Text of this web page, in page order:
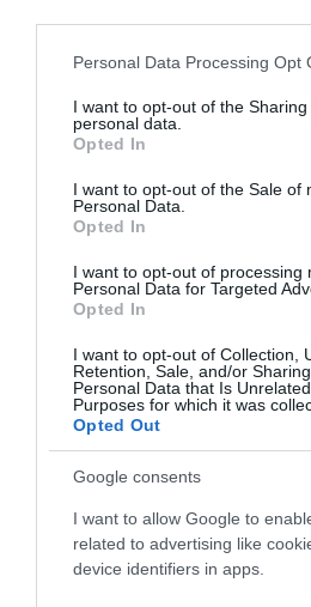
Please note that this website/app
not limited to your visit or usage
grant or deny consent to Google
use your data for below specified
consent section.
Personal Data Processing Opt
I want to opt-out of the
personal data.
Opted In
I want to opt-out of the Sale of
Personal Data.
Opted In
I want to opt-out of processing
Personal Data for Targeted
Opted In
I want to opt-out of Collection,
Retention, Sale, and/or
Personal Data that Is
Purposes for which it was
Opted Out
Google consents
I want to allow Google to
related to advertising like
device identifiers in apps.
Frissítés:az
közleményben
kormányzati döntés
bölcsődék továbbra is
gyermekeket a korábban
járványügyi védelmi
betartása mellett. A
közlése szerint a
biztonsága érdekében
tárgyak, játékok
szabad levegőn való
előnyben. Mint írták,
gyermekek felügyelete,
folyamatos maradjon,
munkavégzését.